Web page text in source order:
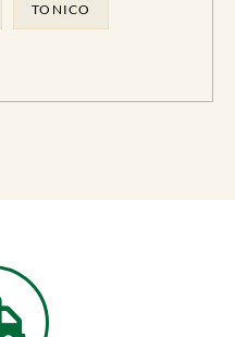
TONICO